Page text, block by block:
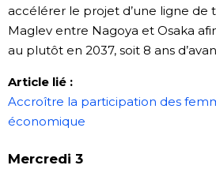
Personnages
Vidéos
accélérer le projet d’une ligne de
Maglev entre Nagoya et Osaka
au plutôt en 2037, soit 8 ans
Article lié :
Accroître la participation des
économique
Mercredi 3